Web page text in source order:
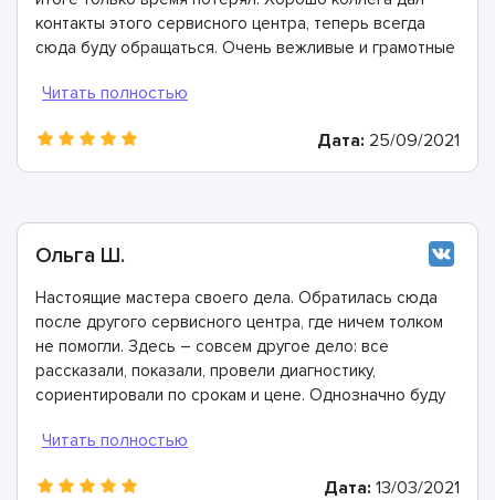
контакты этого сервисного центра, теперь всегда
сюда буду обращаться. Очень вежливые и грамотные
гарантию.
Дата: 25/09/2021
Ольга Ш.
Настоящие мастера своего дела. Обратилась сюда
после другого сервисного центра, где ничем толком
не помогли. Здесь – совсем другое дело: все
рассказали, показали, провели диагностику,
сориентировали по срокам и цене. Однозначно буду
Дата: 13/03/2021